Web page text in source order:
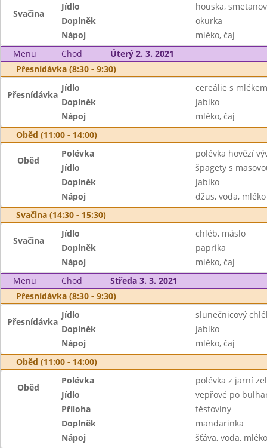
Svačina
Jídlo
houska,
Doplněk
okurka
Nápoj
mléko, čaj
Menu
Chod
Úterý 2. 3. 2021
Přesnídávka (8:30 - 9:30)
Přesnídávka
Jídlo
cereálie s mlékem
Doplněk
jablko
Nápoj
mléko, čaj
Oběd (11:00 - 14:00)
Oběd
Polévka
polévka hovězí
Jídlo
špagety s
Doplněk
jablko
Nápoj
džus, voda, mléko
Svačina (14:30 - 15:30)
Svačina
Jídlo
chléb, máslo
Doplněk
paprika
Nápoj
mléko, čaj
Menu
Chod
Středa 3. 3. 2021
Přesnídávka (8:30 - 9:30)
Přesnídávka
Jídlo
slunečnicový
Doplněk
jablko
Nápoj
mléko, čaj
Oběd (11:00 - 14:00)
Oběd
Polévka
polévka z jarní
Jídlo
vepřové po
Příloha
těstoviny
Doplněk
mandarinka
Nápoj
šťáva, voda, mléko